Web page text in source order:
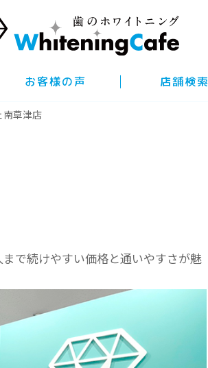
お客様の声 店舗検索
南草津店
で続けやすい価格と通いやすさが魅